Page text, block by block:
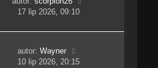
17 lip 2026, 09:10
autor:Wayner
10 lip 2026, 20:15